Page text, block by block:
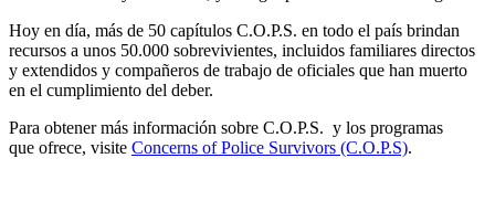
Hoy en día, más de 50 capítulos C.O.P.S. en todo el país brindan
recursos a unos 50.000 sobrevivientes, incluidos familiares directos
y extendidos y compañeros de trabajo de oficiales que han muerto
en el cumplimiento del deber.
Para obtener más información sobre C.O.P.S. y los programas
que ofrece, visite Concerns of Police Survivors (C.O.P.S).